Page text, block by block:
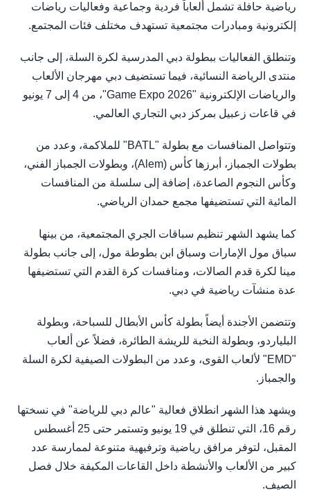
رياضية حافلة تشمل ألعاباً فردية وجماعية وفعاليات رياضات
إلكترونية ومبادرات مجتمعية تستهدف مختلف فئات المجتمع.
وتنطلق الفعاليات ببطولة دبي المدرسية لكرة السلة، إلى جانب
منتدى الرياضة النسائية، فيما تستضيف دبي مهرجان الألعاب
والرياضات الإلكترونية "Game Expo 2026"، من 4 إلى 7 يونيو
في قاعات زعبيل بمركز دبي التجاري العالمي.
وتتواصل المنافسات مع بطولة "BATL" للملاكمة، وعدد من
بطولات الجمباز، أبرزها كأس (Alem)، وبطولات الجمباز الفني،
وكأس النجوم الصاعدة، إضافة إلى سلسلة من المنافسات
المائية التي تستضيفها مجمع حمدان الرياضي.
كما يشهد الشهر تنظيم سباقات الجري المجتمعية، من بينها
سباق مول الإمارات وسباق ابن بطوطة مول، إلى جانب بطولة
مينا لكرة قدم الصالات، ومنافسات كرة القدم التي تستضيفها
عدة منشآت رياضية في دبي.
وتتضمن الأجندة أيضاً بطولة كأس الأبطال للسباحة، وبطولة
البلياردو، وبطولة النخبة للريشة الطائرة، فضلاً عن ألعاب
"EMD" لألعاب القوى، وعدد من البطولات الصيفية لكرة السلة
والجمباز.
ويشهد هذا الشهر انطلاق فعالية "عالم دبي للرياضة" في نسختها
رقم 16، التي تنطلق في 19 يونيو وتستمر حتى 25 أغسطس
المقبل، لتوفر مرافق رياضية وترفيهية متنوعة لممارسة عدد
كبير من الألعاب والأنشطة داخل القاعات المكيفة خلال فصل
الصيف.